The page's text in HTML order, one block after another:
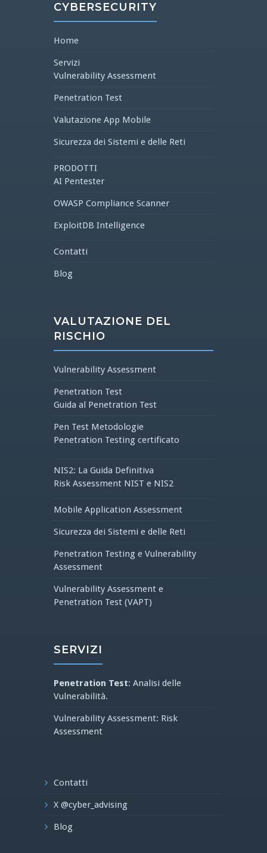
CYBERSECURITY
Home
Servizi
Vulnerability Assessment
Penetration Test
Valutazione App Mobile
Sicurezza dei Sistemi e delle Reti
PRODOTTI
AI Pentester
OWASP Compliance Scanner
ExploitDB Intelligence
Contatti
Blog
VALUTAZIONE DEL
RISCHIO
Vulnerability Assessment
Penetration Test
Guida al Penetration Test
Pen Test Metodologie
Penetration Testing certificato
NIS2: La Guida Definitiva
Risk Assessment NIST e NIS2
Mobile Application Assessment
Sicurezza dei Sistemi e delle Reti
Penetration Testing e Vulnerability
Assessment
Vulnerability Assessment e
Penetration Test (VAPT)
SERVIZI
Penetration Test: Analisi delle
Vulnerabilità.
Vulnerability Assessment: Risk
Assessment
Contatti
X @cyber_advising
Blog